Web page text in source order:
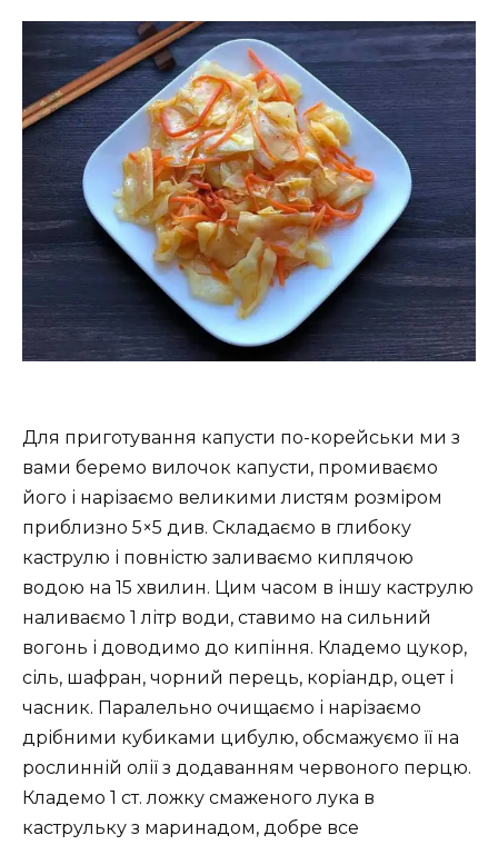
Для приготування капусти по-корейськи ми з
вами беремо вилочок капусти, промиваємо
його і нарізаємо великими листям розміром
приблизно 5×5 див. Складаємо в глибоку
каструлю і повністю заливаємо киплячою
водою на 15 хвилин. Цим часом в іншу каструлю
наливаємо 1 літр води, ставимо на сильний
вогонь і доводимо до кипіння. Кладемо цукор,
сіль, шафран, чорний перець, коріандр, оцет і
часник. Паралельно очищаємо і нарізаємо
дрібними кубиками цибулю, обсмажуємо її на
рослинній олії з додаванням червоного перцю.
Кладемо 1 ст. ложку смаженого лука в
каструльку з маринадом, добре все